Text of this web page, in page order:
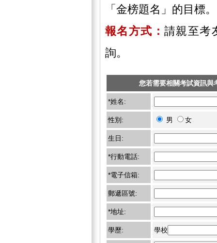
「金榜題名」的目標。
報名方式：請親至考
詢。
您若需要相關考試資訊與
*姓名:
性別: 男 女
生日:
*行動電話:
*電子信箱:
郵遞區號:
*地址:
學歷: 學校